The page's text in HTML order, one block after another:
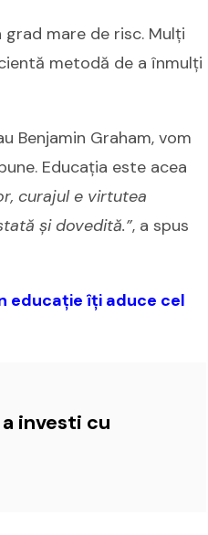
mare de risc. Mulți
metodă de a înmulți
Benjamin Graham, vom
Educația este acea
curajul e virtutea
și dovedită.”, a spus
educație îți aduce cel
investi cu